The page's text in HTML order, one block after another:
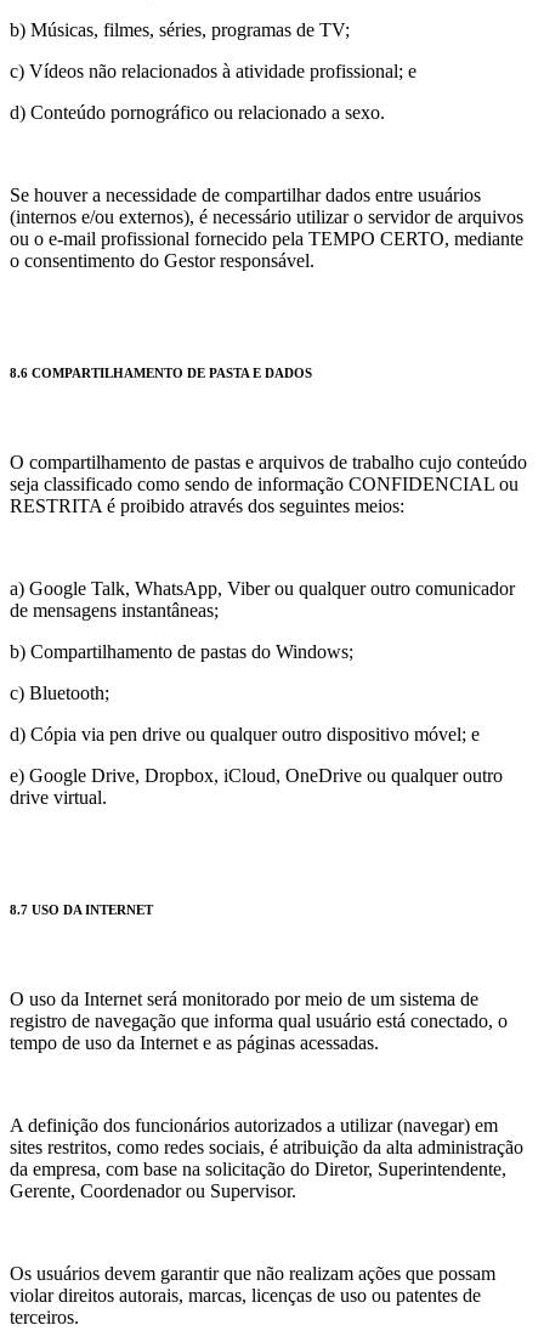
b) Músicas, filmes, séries, programas de TV;
c) Vídeos não relacionados à atividade profissional; e
d) Conteúdo pornográfico ou relacionado a sexo.
Se houver a necessidade de compartilhar dados entre usuários
(internos e/ou externos), é necessário utilizar o servidor de arquivos
ou o e-mail profissional fornecido pela TEMPO CERTO, mediante
o consentimento do Gestor responsável.
8.6 COMPARTILHAMENTO DE PASTA E DADOS
O compartilhamento de pastas e arquivos de trabalho cujo conteúdo
seja classificado como sendo de informação CONFIDENCIAL ou
RESTRITA é proibido através dos seguintes meios:
a) Google Talk, WhatsApp, Viber ou qualquer outro comunicador
de mensagens instantâneas;
b) Compartilhamento de pastas do Windows;
c) Bluetooth;
d) Cópia via pen drive ou qualquer outro dispositivo móvel; e
e) Google Drive, Dropbox, iCloud, OneDrive ou qualquer outro
drive virtual.
8.7 USO DA INTERNET
O uso da Internet será monitorado por meio de um sistema de
registro de navegação que informa qual usuário está conectado, o
tempo de uso da Internet e as páginas acessadas.
A definição dos funcionários autorizados a utilizar (navegar) em
sites restritos, como redes sociais, é atribuição da alta administração
da empresa, com base na solicitação do Diretor, Superintendente,
Gerente, Coordenador ou Supervisor.
Os usuários devem garantir que não realizam ações que possam
violar direitos autorais, marcas, licenças de uso ou patentes de
terceiros.